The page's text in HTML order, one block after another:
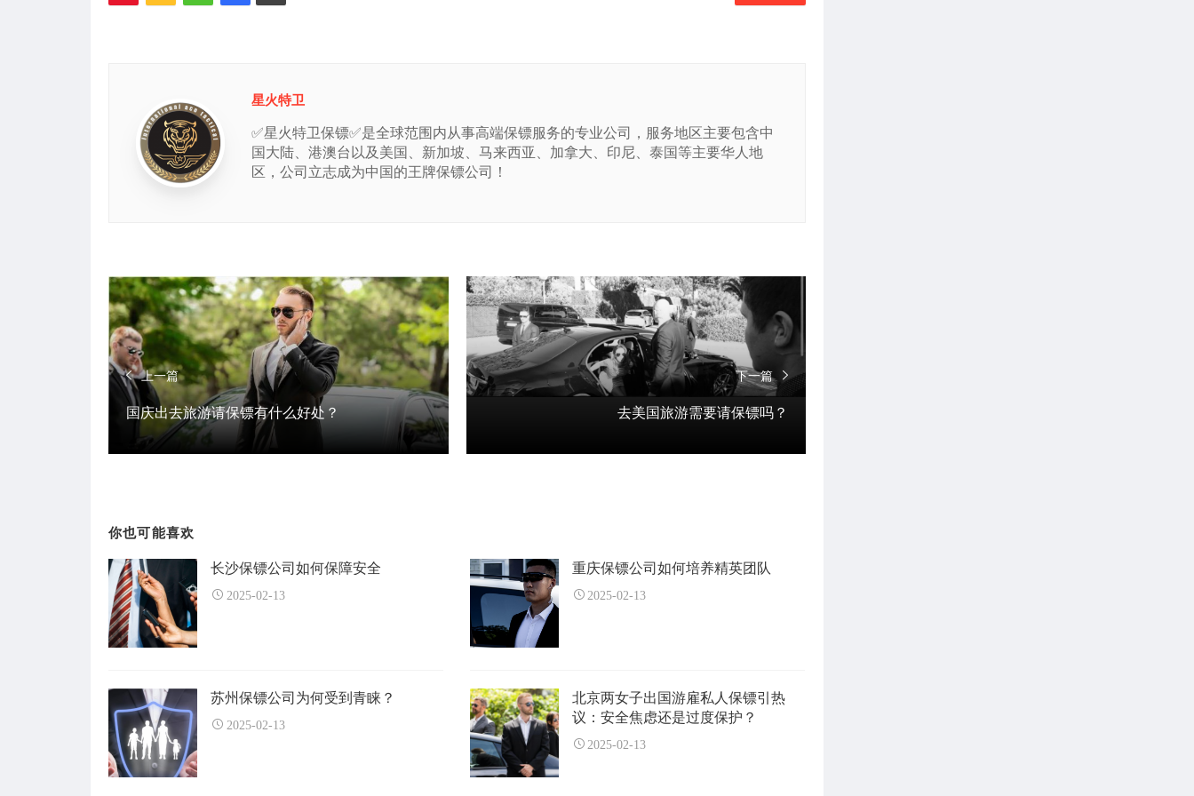
星火特卫
✅星火特卫保镖✅是全球范围内从事高端保镖服务的专业公司，服务地区主要包含中
国大陆、港澳台以及美国、新加坡、马来西亚、加拿大、印尼、泰国等主要华人地
区，公司立志成为中国的王牌保镖公司！
上一篇
国庆出去旅游请保镖有什么好处？
下一篇
去美国旅游需要请保镖吗？
你也可能喜欢
长沙保镖公司如何保障安全
2025-02-13
重庆保镖公司如何培养精英团队
2025-02-13
苏州保镖公司为何受到青睐？
2025-02-13
北京两女子出国游雇私人保镖引热
议：安全焦虑还是过度保护？
2025-02-13